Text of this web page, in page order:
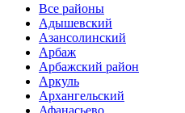
Все районы
Адышевский
Азансолинский
Арбаж
Арбажский район
Аркуль
Архангельский
Афанасьево